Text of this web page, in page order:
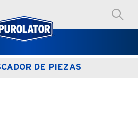
principal
DE PIEZAS